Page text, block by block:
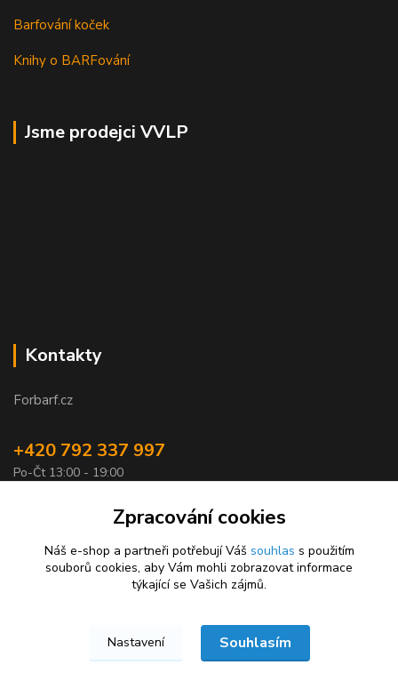
Barfování koček
Knihy o BARFování
Jsme prodejci VVLP
Kontakty
Forbarf.cz
+420 792 337 997
Po-Čt 13:00 - 19:00
objednavky@forbarf.cz
Forbarf.cz © 2026
Zpracování cookies
Náš e-shop a partneři potřebují Váš souhlas s použitím
souborů cookies, aby Vám mohli zobrazovat informace
týkající se Vašich zájmů.
Nastavení Souhlasím